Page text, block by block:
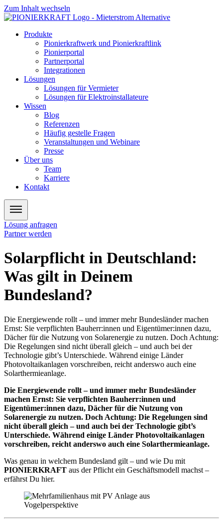
Zum Inhalt wechseln
Produkte
Pionierkraftwerk und Pionierkraftlink
Pionierportal
Partnerportal
Integrationen
Lösungen
Lösungen für Vermieter
Lösungen für Elektroinstallateure
Wissen
Blog
Referenzen
Häufig gestelle Fragen
Veranstaltungen und Webinare
Presse
Über uns
Team
Karriere
Kontakt
Lösung anfragen
Partner werden
Solarpflicht in Deutschland:
Was gilt in Deinem
Bundesland?
Die Energiewende rollt – und immer mehr Bundesländer machen
Ernst: Sie verpflichten Bauherr:innen und Eigentümer:innen dazu,
Dächer für die Nutzung von Solarenergie zu nutzen. Doch Achtung:
Die Regelungen sind nicht überall gleich – und auch bei der
Technologie gibt’s Unterschiede. Während einige Länder
Photovoltaikanlagen vorschreiben, reicht anderswo auch eine
Solarthermieanlage.
Die Energiewende rollt – und immer mehr Bundesländer
machen Ernst: Sie verpflichten Bauherr:innen und
Eigentümer:innen dazu, Dächer für die Nutzung von
Solarenergie zu nutzen. Doch Achtung: Die Regelungen sind
nicht überall gleich – und auch bei der Technologie gibt’s
Unterschiede. Während einige Länder Photovoltaikanlagen
vorschreiben, reicht anderswo auch eine Solarthermieanlage.
Was genau in welchem Bundesland gilt – und wie Du mit
PIONIERKRAFT aus der Pflicht ein Geschäftsmodell machst –
erfährst Du hier.